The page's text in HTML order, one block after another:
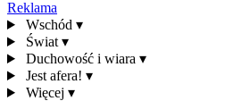
Reklama
Wschód ▾
Świat ▾
Duchowość i wiara ▾
Jest afera! ▾
Więcej ▾